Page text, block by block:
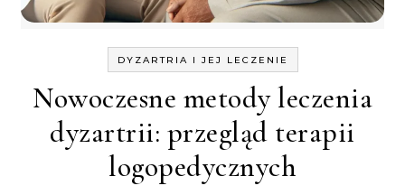
DYZARTRIA I JEJ LECZENIE
Nowoczesne metody leczenia
dyzartrii: przegląd terapii
logopedycznych